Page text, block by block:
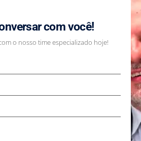
com você!
o nosso time especializado hoje!